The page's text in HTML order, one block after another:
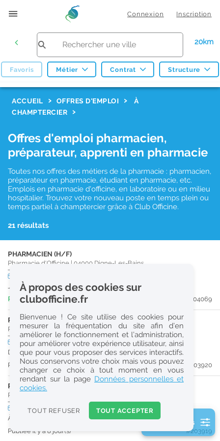
Connexion Inscription
20km
Favoris Métier Contrat Structure
Réinitialiser
2
0
k
Consulter les offres de la France d'outre-mer
ACCUEIL OFFRES D'EMPLOI
À
CHAMPTERCIER
Offres d'emploi pharmacien,
préparateur, apprenti en pharmacie
Toutes nos offres des métiers de la pharmacie : pharmacien,
préparateur en pharmacie, étudiant en pharmacie, etc.
Emplois en pharmacie d'officine, en laboratoire ou en milieu
hospitalier. Trouvez votre nouveau poste en temps plein ou
temps partiel à champtercier grâce à Club Officine.
21 résultats
PHARMACIEN (H/F)
Pharmacie d'Officine | 04000 Digne-Les-Bains
Jusqu'au 30/08/26
Publiée il y a 4 jour(s)
#204069
PHARMACIEN (H/F)
Pharmacie d'Officine|04190Les Mées
CDDtemps plein
Du 29/11/26 au 28/09/27
Publiée il y a 8 jour(s)
#203920
PHARMACIEN (H/F)
Pharmacie d'Officine
CDItemps plein
À partir du 29/11/26
Publiée il y a 8 jour(s)
#203919
2 filtre(s) actifs
À propos des cookies sur
clubofficine.fr
Bienvenue ! Ce site utilise des cookies pour
mesurer la fréquentation du site afin d’en
améliorer le fonctionnement et l’administration,
pour améliorer votre expérience utilisateur, ainsi
que pour vous proposer des services interactifs.
Nous conservons votre choix mais vous pouvez
changer ce choix à tout moment en vous
rendant sur la page Données personnelles et
cookies.
TOUT REFUSER TOUT ACCEPTER